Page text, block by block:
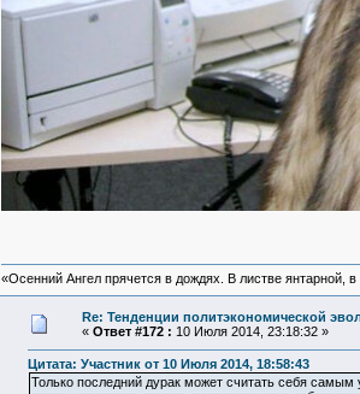
«Осенний Ангел прячется в дождях. В листве янтарной,
Re: Тенденции политэкономической
« Ответ #172 : 10 Июля 2014, 23:18:32 »
Цитата: Участник от 10 Июля 2014, 18:58:43
Только последний дурак может считать себя